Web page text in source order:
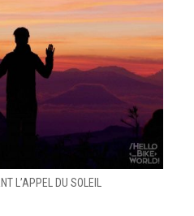
L’APPEL DU SOLEIL